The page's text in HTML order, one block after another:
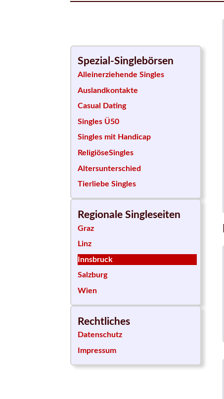
Spezial-Singlebörsen
Alleinerziehende Singles
Auslandkontakte
Casual Dating
Singles Ü50
Singles mit Handicap
ReligiöseSingles
Altersunterschied
Tierliebe Singles
Regionale Singleseiten
Graz
Linz
Innsbruck
Salzburg
Wien
Rechtliches
Datenschutz
Impressum